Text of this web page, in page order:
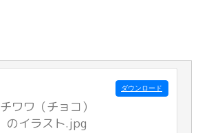
チワワ（チョコ）
のイラスト.jpg
ダウンロード